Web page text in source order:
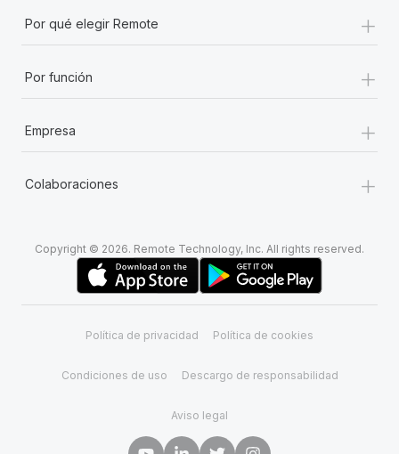
Por qué elegir Remote +
Por función +
Empresa +
Colaboraciones +
Copyright © 2026. Remote Technology, Inc. All rights reserved.
Política de privacidad Política de cookies
Condiciones de uso Descargo de responsabilidad
Aviso legal